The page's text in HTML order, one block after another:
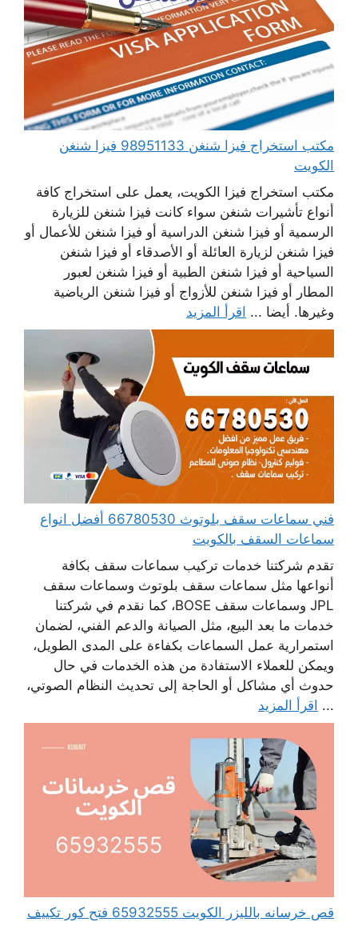
مكتب استخراج فيزا شنغن 98951133 فيزا شنغن
الكويت
مكتب استخراج فيزا الكويت، يعمل على استخراج كافة
أنواع تأشيرات شنغن سواء كانت فيزا شنغن للزيارة
الرسمية أو فيزا شنغن الدراسية أو فيزا شنغن للأعمال أو
فيزا شنغن لزيارة العائلة أو الأصدقاء أو فيزا شنغن
السياحية أو فيزا شنغن الطبية أو فيزا شنغن لعبور
المطار أو فيزا شنغن للأزواج أو فيزا شنغن الرياضية
وغيرها. أيضا ... اقرأ المزيد
فني سماعات سقف بلوتوث 66780530 أفضل انواع
سماعات السقف بالكويت
تقدم شركتنا خدمات تركيب سماعات سقف بكافة
أنواعها مثل سماعات سقف بلوتوث وسماعات سقف
JPL وسماعات سقف BOSE، كما نقدم في شركتنا
خدمات ما بعد البيع، مثل الصيانة والدعم الفني، لضمان
استمرارية عمل السماعات بكفاءة على المدى الطويل،
ويمكن للعملاء الاستفادة من هذه الخدمات في حال
حدوث أي مشاكل أو الحاجة إلى تحديث النظام الصوتي،
... اقرأ المزيد
قص خرسانه بالليزر الكويت 65932555 فتح كور تكييف